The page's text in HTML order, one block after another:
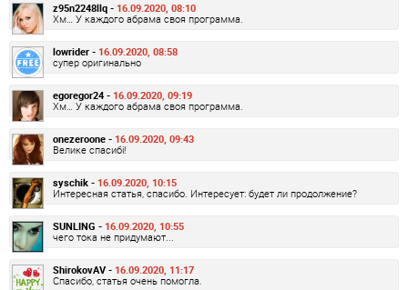
z95n2248llq - 16.09.2020, 08:10
Хм… У каждого абрама своя программа.
lowrider - 16.09.2020, 08:58
супер оригинально
egoregor24 - 16.09.2020, 09:19
Хм… У каждого абрама своя программа.
onezeroone - 16.09.2020, 09:43
Велике спасибі!
syschik - 16.09.2020, 10:15
Интересная статья, спасибо. Интересует: будет ли продолжение?
SUNLING - 16.09.2020, 10:55
чего тока не придумают...
ShirokovAV - 16.09.2020, 11:17
Спасибо, статья очень помогла.